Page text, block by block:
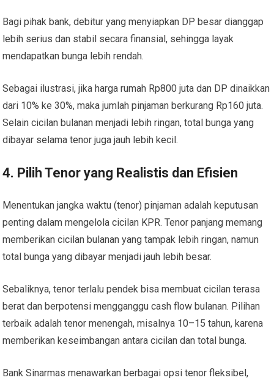
Bagi pihak bank, debitur yang menyiapkan DP besar dianggap
lebih serius dan stabil secara finansial, sehingga layak
mendapatkan bunga lebih rendah.
Sebagai ilustrasi, jika harga rumah Rp800 juta dan DP dinaikkan
dari 10% ke 30%, maka jumlah pinjaman berkurang Rp160 juta.
Selain cicilan bulanan menjadi lebih ringan, total bunga yang
dibayar selama tenor juga jauh lebih kecil.
4. Pilih Tenor yang Realistis dan Efisien
Menentukan jangka waktu (tenor) pinjaman adalah keputusan
penting dalam mengelola cicilan KPR. Tenor panjang memang
memberikan cicilan bulanan yang tampak lebih ringan, namun
total bunga yang dibayar menjadi jauh lebih besar.
Sebaliknya, tenor terlalu pendek bisa membuat cicilan terasa
berat dan berpotensi mengganggu cash flow bulanan. Pilihan
terbaik adalah tenor menengah, misalnya 10–15 tahun, karena
memberikan keseimbangan antara cicilan dan total bunga.
Bank Sinarmas menawarkan berbagai opsi tenor fleksibel,